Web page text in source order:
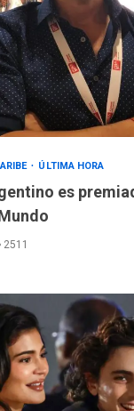
ÚLTIMA HORA
es
2511